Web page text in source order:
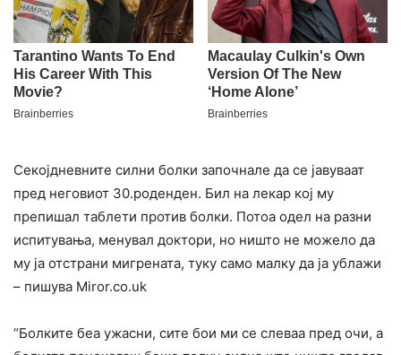
Секојдневните силни болки започнале да се јавуваат
пред неговиот 30.роденден. Бил на лекар кој му
препишал таблети против болки. Потоа одел на разни
испитувања, менувал доктори, но ништо не можело да
му ја отстрани мигрената, туку само малку да ја ублажи
– пишува Miror.co.uk
“Болките беа ужасни, сите бои ми се слеваа пред очи, а